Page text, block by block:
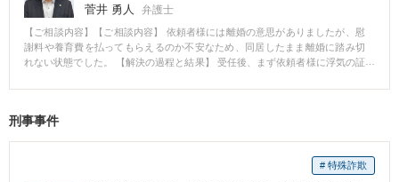
菅井 勇人
弁護士
【ご相談内容】【ご相談内容】 依頼者様には離婚の意思がありましたが、慰
謝料や養育費を払ってもらえるのか不安なため、同居したまま離婚に踏み切
れない状態でした。 【解決の過程と結果】 受任後、まず依頼者様に浮気の証
士が入ったことで相手が身構えてしまい、不貞を否定するケースがあるた
拠は慰謝料獲得に非常に重要なため、浮気相手とのメッセージのトーク画面
別居していただき、調停を申し立てたうえで婚姻費用を受け取りながら離婚
刑事事件
# 特殊詐欺